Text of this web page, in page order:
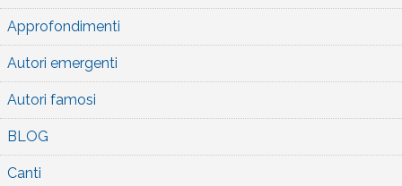
Approfondimenti
Autori emergenti
Autori famosi
BLOG
Canti